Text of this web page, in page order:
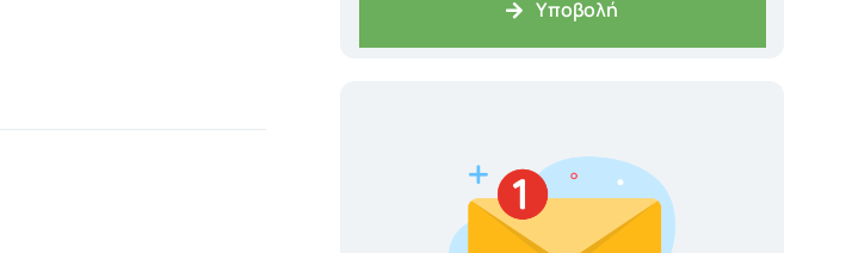
Υποβολή